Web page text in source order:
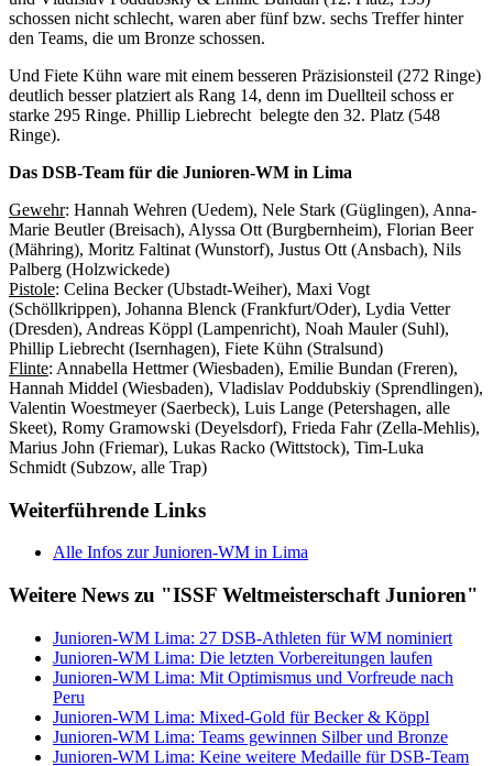
schossen nicht schlecht, waren aber fünf bzw. sechs Treffer hinter
den Teams, die um Bronze schossen.
Und Fiete Kühn ware mit einem besseren Präzisionsteil (272 Ringe)
deutlich besser platziert als Rang 14, denn im Duellteil schoss er
starke 295 Ringe. Phillip Liebrecht belegte den 32. Platz (548
Ringe).
Das DSB-Team für die Junioren-WM in Lima
Gewehr: Hannah Wehren (Uedem), Nele Stark (Güglingen), Anna-
Marie Beutler (Breisach), Alyssa Ott (Burgbernheim), Florian Beer
(Mähring), Moritz Faltinat (Wunstorf), Justus Ott (Ansbach), Nils
Palberg (Holzwickede)
Pistole: Celina Becker (Ubstadt-Weiher), Maxi Vogt
(Schöllkrippen), Johanna Blenck (Frankfurt/Oder), Lydia Vetter
(Dresden), Andreas Köppl (Lampenricht), Noah Mauler (Suhl),
Phillip Liebrecht (Isernhagen), Fiete Kühn (Stralsund)
Flinte: Annabella Hettmer (Wiesbaden), Emilie Bundan (Freren),
Hannah Middel (Wiesbaden), Vladislav Poddubskiy (Sprendlingen),
Valentin Woestmeyer (Saerbeck), Luis Lange (Petershagen, alle
Skeet), Romy Gramowski (Deyelsdorf), Frieda Fahr (Zella-Mehlis),
Marius John (Friemar), Lukas Racko (Wittstock), Tim-Luka
Schmidt (Subzow, alle Trap)
Weiterführende Links
Alle Infos zur Junioren-WM in Lima
Weitere News zu "ISSF Weltmeisterschaft Junioren"
Junioren-WM Lima: 27 DSB-Athleten für WM nominiert
Junioren-WM Lima: Die letzten Vorbereitungen laufen
Junioren-WM Lima: Mit Optimismus und Vorfreude nach
Peru
Junioren-WM Lima: Mixed-Gold für Becker & Köppl
Junioren-WM Lima: Teams gewinnen Silber und Bronze
Junioren-WM Lima: Keine weitere Medaille für DSB-Team